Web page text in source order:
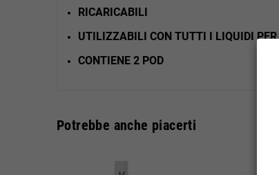
RICARICABILI
UTILIZZABILI CON TUTTI I LIQUIDI
CONTIENE 2 POD
Potrebbe anche piacerti